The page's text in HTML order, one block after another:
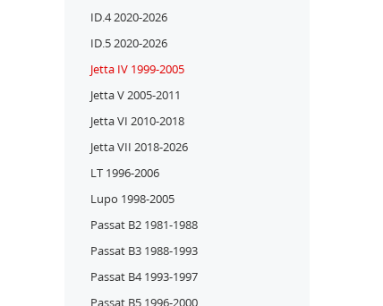
ID.4 2020-2026
ID.5 2020-2026
Jetta IV 1999-2005
Jetta V 2005-2011
Jetta VI 2010-2018
Jetta VII 2018-2026
LT 1996-2006
Lupo 1998-2005
Passat B2 1981-1988
Passat B3 1988-1993
Passat B4 1993-1997
Passat B5 1996-2000